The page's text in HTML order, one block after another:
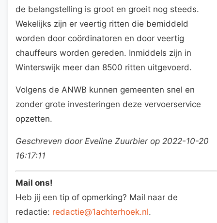
de belangstelling is groot en groeit nog steeds.
Wekelijks zijn er veertig ritten die bemiddeld
worden door coördinatoren en door veertig
chauffeurs worden gereden. Inmiddels zijn in
Winterswijk meer dan 8500 ritten uitgevoerd.
Volgens de ANWB kunnen gemeenten snel en
zonder grote investeringen deze vervoerservice
opzetten.
Geschreven door Eveline Zuurbier op 2022-10-20
16:17:11
Mail ons!
Heb jij een tip of opmerking? Mail naar de
redactie: redactie@1achterhoek.nl.